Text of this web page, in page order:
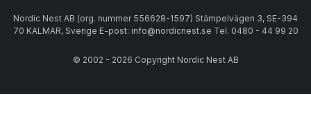
Nordic Nest AB (org. nummer 556628-1597) Stämpelvägen 3, SE-394
70 KALMAR, Sverige E-post: info@nordicnest.se Tel. 0480 - 44 99 20
© 2002 - 2026 Copyright Nordic Nest AB